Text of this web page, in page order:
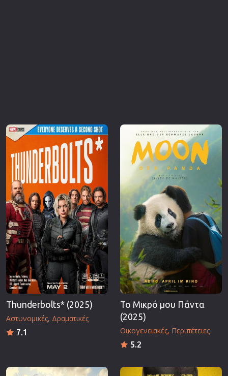
Thunderbolts* (2025)
Αστυνομικές Δραματικές
7.1
Το Μικρό μου Πάντα
(2025)
Οικογενειακές Περιπέτειες
5.2